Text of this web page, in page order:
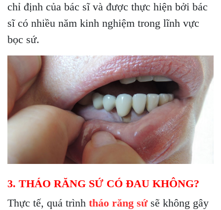
chỉ định của bác sĩ và được thực hiện bởi bác
sĩ có nhiều năm kinh nghiệm trong lĩnh vực
bọc sứ.
3. THÁO RĂNG SỨ CÓ ĐAU KHÔNG?
Thực tế, quá trình tháo răng sứsẽ không gây